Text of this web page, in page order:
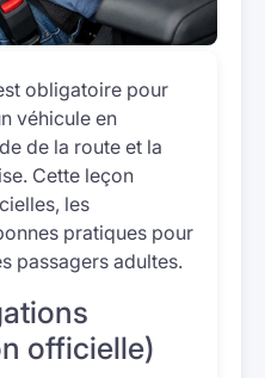
obligatoire pour
véhicule en
de la route et la
Cette leçon
les
pratiques pour
passagers adultes.
officielle)